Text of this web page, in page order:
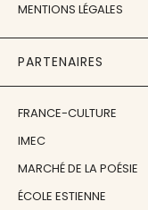
MENTIONS LÉGALES
PARTENAIRES
FRANCE-CULTURE
IMEC
MARCHÉ DE LA POÉSIE
ÉCOLE ESTIENNE